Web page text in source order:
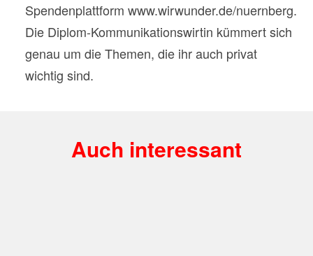
Spendenplattform www.wirwunder.de/nuernberg.
Die Diplom-Kommunikationswirtin kümmert sich
genau um die Themen, die ihr auch privat
wichtig sind.
Auch interessant